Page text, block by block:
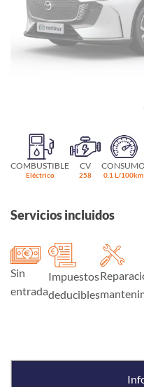
COMBUSTIBLE
Eléctrico
CV
258
CONSUMO
0.1 L/100km
Servicios incluidos
Sin
entrada
Impuestos
deducibles